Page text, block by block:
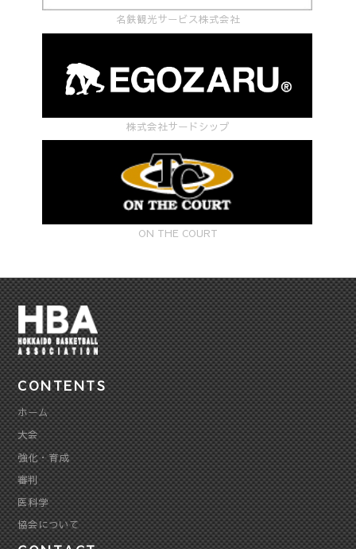
名鉄観光サービス株式会社
株式会社サードシップ
ON THE COURT
CONTENTS
ホーム
大会
強化・育成
審判
医科学
協会について